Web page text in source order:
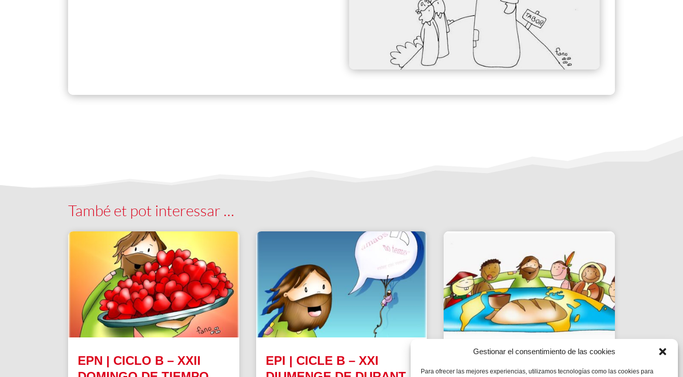
Gestionar el consentimiento de las cookies
Para ofrecer las mejores experiencias, utilizamos tecnologías como las cookies para
També et pot interessar …
EPN | CICLO B – XXII
EPI | CICLE B – XXI